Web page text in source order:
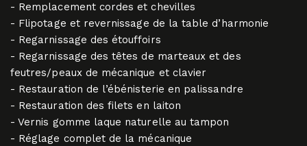
- Remplacement cordes et chevilles
- Flipotage et revernissage de la table d’harmonie
- Regarnissage des étouffoirs
- Regarnissage des têtes de marteaux et des
feutres/peaux de mécanique et clavier
- Restauration de l’ébénisterie en palissandre
- Restauration des filets en laiton
- Vernis gomme laque naturelle au tampon
- Réglage complet de la mécanique